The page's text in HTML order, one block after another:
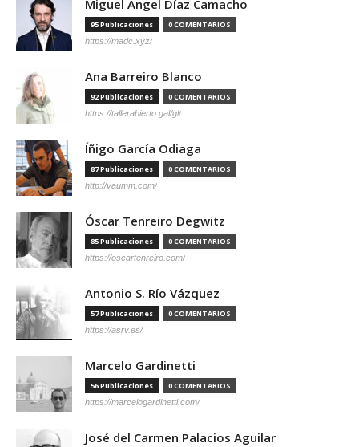
Miguel Ángel Díaz Camacho
95 Publicaciones 0 COMENTARIOS
https://madc.xyz/
Ana Barreiro Blanco
92 Publicaciones 0 COMENTARIOS
https://tallerabierto.gal/gl/
Íñigo García Odiaga
87 Publicaciones 0 COMENTARIOS
http://vaumm.com/
Óscar Tenreiro Degwitz
85 Publicaciones 0 COMENTARIOS
https://oscartenreiro.com/
Antonio S. Río Vázquez
57 Publicaciones 0 COMENTARIOS
https://asrv.es/
Marcelo Gardinetti
56 Publicaciones 0 COMENTARIOS
https://marcelogardinetti.com/
José del Carmen Palacios Aguilar